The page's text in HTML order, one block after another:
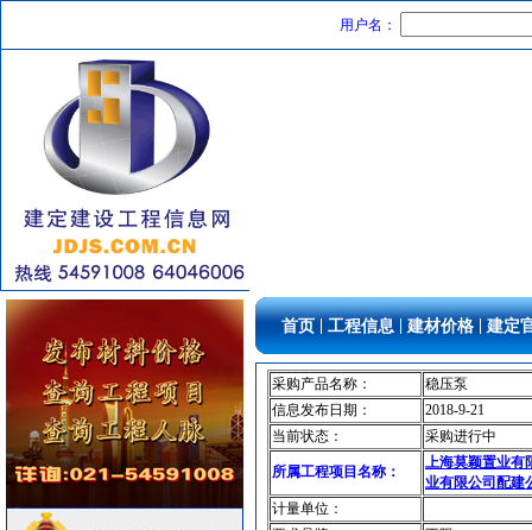
用户名：
仪器仪表 [采购中]
空调设备
[采购中]
消防产品 [采购中]
仪器仪表 [采购中]
室内装修 [采购中]
油漆涂料 [采购中]
给排水系统 [采购中]
陶瓷制品 [采购中]
园林设施
防静电地板 [采购中]
铝合金门窗
门窗玻璃 [采购中]
加气混凝土砌块 [采购中]
仪器仪表 [采购中]
油漆涂料
首页 工程信息 建材价格 建定
采购产品名称：
稳压泵
信息发布日期：
2018-9-21
当前状态：
采购进行中
所属工程项目名称：
上海莫颖置业有
业有限公司配建
计量单位：